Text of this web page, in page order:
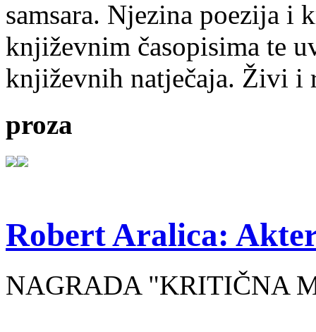
samsara. Njezina poezija i
književnim časopisima te
književnih natječaja. Živi i
proza
Robert Aralica:
NAGRADA "KRITIČNA